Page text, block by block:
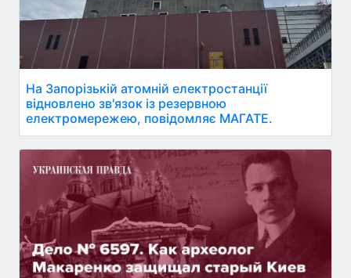
На Запорізькій атомній електростанції
відновлено зв'язок із резервною
електромережею, повідомляє МАГАТЕ.